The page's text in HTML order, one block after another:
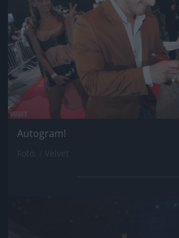
Autogram!